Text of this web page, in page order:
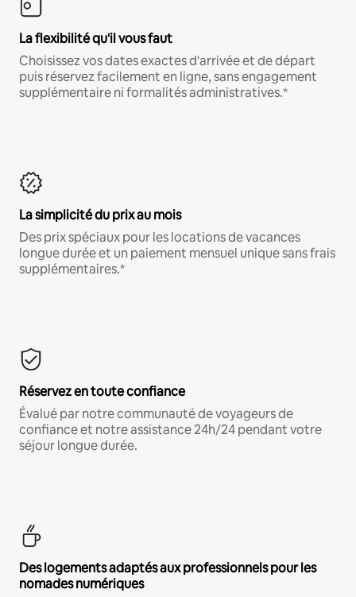
La flexibilité qu'il vous faut
Choisissez vos dates exactes d'arrivée et de départ
puis réservez facilement en ligne, sans engagement
supplémentaire ni formalités administratives.*
La simplicité du prix au mois
Des prix spéciaux pour les locations de vacances
longue durée et un paiement mensuel unique sans frais
supplémentaires.*
Réservez en toute confiance
Évalué par notre communauté de voyageurs de
confiance et notre assistance 24h/24 pendant votre
séjour longue durée.
Des logements adaptés aux professionnels pour les
nomades numériques